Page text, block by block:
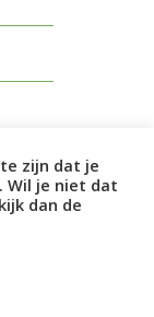
zijn dat je
Wil je niet dat
dan de